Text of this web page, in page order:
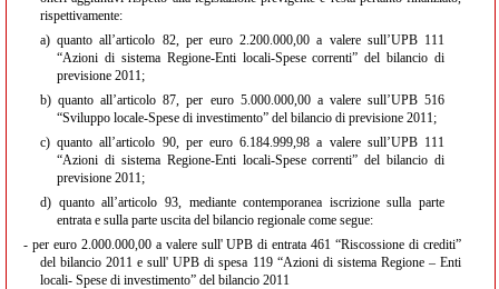
rispettivamente:
a)quanto all’articolo 82, per euro 2.200.000,00 a valere sull’UPB 111
“Azioni di sistema Regione-Enti locali-Spese correnti” del bilancio di
previsione 2011;
b)quanto all’articolo 87, per euro 5.000.000,00 a valere sull’UPB 516
“Sviluppo locale-Spese di investimento” del bilancio di previsione 2011;
c)quanto all’articolo 90, per euro 6.184.999,98 a valere sull’UPB 111
“Azioni di sistema Regione-Enti locali-Spese correnti” del bilancio di
previsione 2011;
d) quanto all’articolo 93, mediante contemporanea iscrizione sulla parte
entrata e sulla parte uscita del bilancio regionale come segue:
- per euro 2.000.000,00 a valere sull' UPB di entrata 461 “Riscossione di crediti”
del bilancio 2011 e sull' UPB di spesa 119 “Azioni di sistema Regione – Enti
locali- Spese di investimento” del bilancio 2011